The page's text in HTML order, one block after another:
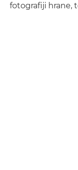
fotografiji hrane,